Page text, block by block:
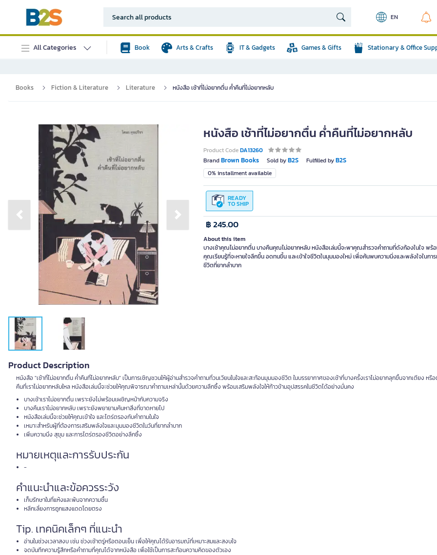
EN
All Categories Book Arts & Crafts IT & Gadgets Games & Gifts Stationary & Office
Books Fiction & Literature Literature หนังสือ เช้าที่ไม่อยากตื่น ค่ำคืนที่ไม่อยากหลับ
Previous slide Next slide
หนังสือ เช้าที่ไม่อยากตื่น ค่ำคืนที่ไม่อยากหลับ
Product CodeDA13260
BrandBrown Books Sold byB2S Fulfilled byB2S
0% installment available
READY
TO SHIP
฿ 245.00
About this item
บางเช้าคุณไม่อยากตื่น บางคืนคุณไม่อยากหลับ หนังสือเล่มนี้จะพาคุณสำรวจคำถามที่ดังก้องในใจ พร้
คุณเรียนรู้ที่จะหายใจลึกขึ้น อดทนขึ้น และเข้าใจชีวิตในมุมมองใหม่ เพื่อค้นพบความนิ่งและพลังใจในก
ชีวิตที่ยากลำบาก
Product Description
หนังสือ "เช้าที่ไม่อยากตื่น ค่ำคืนที่ไม่อยากหลับ" เป็นการเชิญชวนให้ผู้อ่านสำรวจคำถามที่วนเวียนในใจและสะท้อนมุมมองชีวิต ในบรรยากาศของเช้าที่บางครั้งเราไม่อยากลุกขึ้นจากเตียง หรื
คืนที่เราไม่อยากหลับใหล หนังสือเล่มนี้จะช่วยให้คุณพิจารณาคำถามเหล่านั้นด้วยความลึกซึ้ง พร้อมเสริมพลังใจให้ก้าวข้ามอุปสรรคในชีวิตได้อย่างมั่นคง
บางเช้าเราไม่อยากตื่น เพราะยังไม่พร้อมเผชิญหน้ากับความจริง
บางคืนเราไม่อยากหลับ เพราะยังพยายามค้นหาสิ่งที่ขาดหายไป
หนังสือเล่มนี้จะช่วยให้คุณเข้าใจ และไตร่ตรองกับคำถามในใจ
เหมาะสำหรับผู้ที่ต้องการเสริมพลังใจและมุมมองชีวิตในวันที่ยากลำบาก
เพิ่มความนิ่ง สุขุม และการไตร่ตรองชีวิตอย่างลึกซึ้ง
หมายเหตุและการรับประกัน
-
คำแนะนำและข้อควรระวัง
เก็บรักษาในที่แห้งและพ้นจากความชื้น
หลีกเลี่ยงการถูกแสงแดดโดยตรง
Tip. เทคนิคเล็กๆ ที่แนะนำ
อ่านในช่วงเวลาสงบ เช่น ช่วงเช้าตรู่หรือตอนเย็น เพื่อให้คุณได้รับอารมณ์ที่เหมาะสมและสงบใจ
จดบันทึกความรู้สึกหรือคำถามที่คุณได้จากหนังสือ เพื่อใช้เป็นการสะท้อนความคิดของตัวเอง